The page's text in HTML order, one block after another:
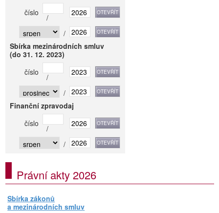
číslo
/
/
Sbírka mezinárodních smluv
(do 31. 12. 2023)
číslo
/
/
Finanční zpravodaj
číslo
/
/
Právní akty 2026
Sbírka zákonů
a mezinárodních smluv